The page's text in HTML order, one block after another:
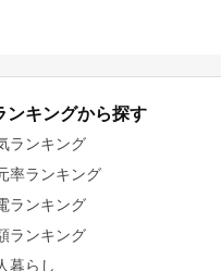
ンキングから探す
ランキング
率ランキング
ランキング
ランキング
暮らし